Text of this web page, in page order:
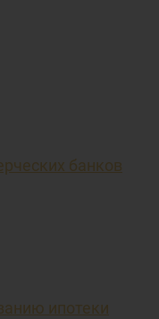
банков
ипотеки